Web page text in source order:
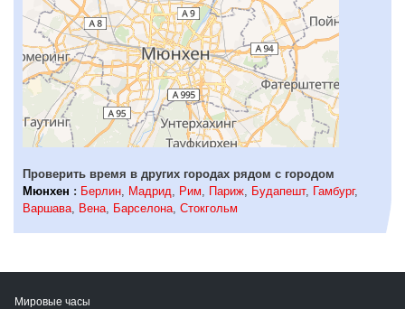
Проверить время в других городах рядом с городом
Мюнхен : Берлин, Мадрид, Рим, Париж, Будапешт, Гамбург,
Варшава, Вена, Барселона, Стокгольм
Мировые часы